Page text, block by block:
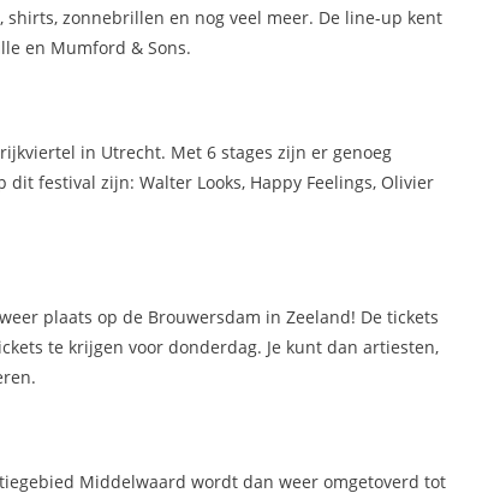
zonnebrillen en nog veel meer. De line-up kent
en Mumford & Sons.
in Utrecht. Met 6 stages zijn er genoeg
festival zijn: Walter Looks, Happy Feelings, Olivier
plaats op de Brouwersdam in Zeeland! De tickets
te krijgen voor donderdag. Je kunt dan artiesten,
Middelwaard wordt dan weer omgetoverd tot